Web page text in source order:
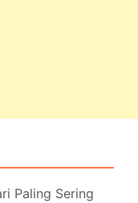
Paling Sering